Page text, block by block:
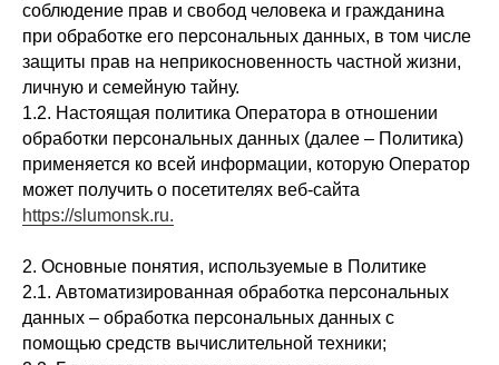
соблюдение прав и свобод человека и гражданина
при обработке его персональных данных, в том числе
защиты прав на неприкосновенность частной жизни,
личную и семейную тайну.
1.2. Настоящая политика Оператора в отношении
обработки персональных данных (далее – Политика)
применяется ко всей информации, которую Оператор
может получить о посетителях веб-сайта
https://slumonsk.ru.
2. Основные понятия, используемые в Политике
2.1. Автоматизированная обработка персональных
данных – обработка персональных данных с
помощью средств вычислительной техники;